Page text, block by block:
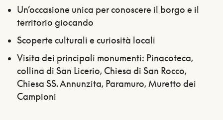
Un’occasione unica per conoscere il borgo e il
territorio giocando
Scoperte culturali e curiosità locali
Visita dei principali monumenti: Pinacoteca,
collina di San Licerio, Chiesa di San Rocco,
Chiesa SS. Annunzita, Paramuro, Muretto dei
Campioni